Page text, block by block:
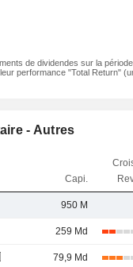
de dividendes sur la
performance "Total Return"
- Autres
Capi.
950 M
259 Md
79,9 Md